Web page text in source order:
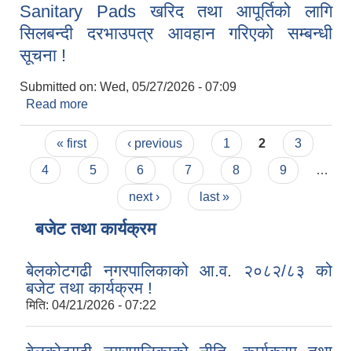
Sanitary Pads खरिद तथा आपूर्तिको लागि
सिलबन्दी दरभाउपत्र आवहान गरिएको सम्बन्धी
सूचना !
Submitted on: Wed, 05/27/2026 - 07:09
Read more
Pages
« first ‹ previous 1 2
3
4
5 6 7 8 9
…
next ›
last »
बजेट तथा कार्यक्रम
बेलकोटगढी नगरपालिकाको आ.व. २०८२/८३ को
बजेट तथा कार्यक्रम !
मिति: 04/21/2026 - 07:22